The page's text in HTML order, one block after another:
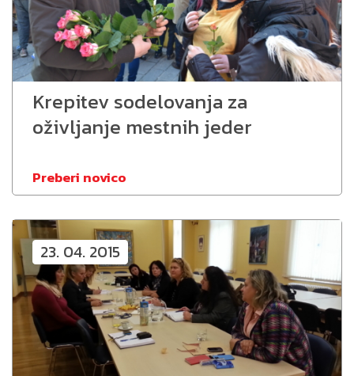
Krepitev sodelovanja za
oživljanje mestnih jeder
Preberi novico
23. 04. 2015